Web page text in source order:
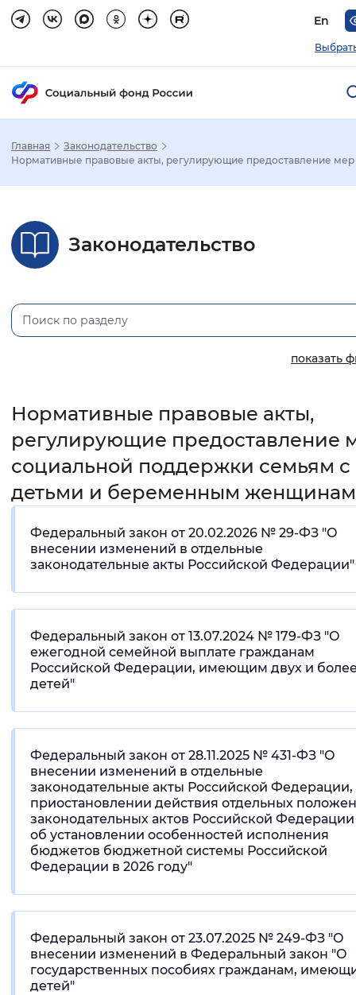
En
Размер шрифта
Нормальный Увеличенный
Цвет сайта
Монохромный Инверсивный
Изображения
Включены Выключены
Звуковой ассистент
Воспроизвести Остановить
Вернуть стандартные настройки
Главная
Законодательство
Нормативные правовые акты, регулирующие предоставление мер
Законодательство
показать
Нормативные правовые акты,
регулирующие предоставление
социальной поддержки семьям с
детьми и беременным женщинам
Федеральный закон от 20.02.2026 № 29-ФЗ "О
внесении изменений в отдельные
законодательные акты Российской Федерации"
Федеральный закон от 13.07.2024 № 179-ФЗ "О
ежегодной семейной выплате гражданам
Российской Федерации, имеющим двух и
детей"
Федеральный закон от 28.11.2025 № 431-ФЗ "О
внесении изменений в отдельные
законодательные акты Российской Федерации,
приостановлении действия отдельных
законодательных актов Российской
об установлении особенностей исполнения
бюджетов бюджетной системы Российской
Федерации в 2026 году"
Федеральный закон от 23.07.2025 № 249-ФЗ "О
внесении изменений в Федеральный закон "О
государственных пособиях гражданам,
детей"